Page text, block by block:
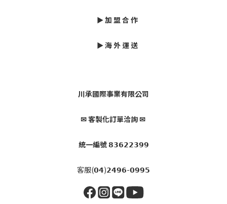
► 加 盟 合 作
► 海 外 運 送
川承國際事業有限公司
✉ 客製化訂單洽詢 ✉
統一編號 𝟴𝟯𝟲𝟮𝟮𝟯𝟵𝟵
客服(𝟬𝟰)𝟮𝟰𝟵𝟲-𝟬𝟵𝟵𝟱